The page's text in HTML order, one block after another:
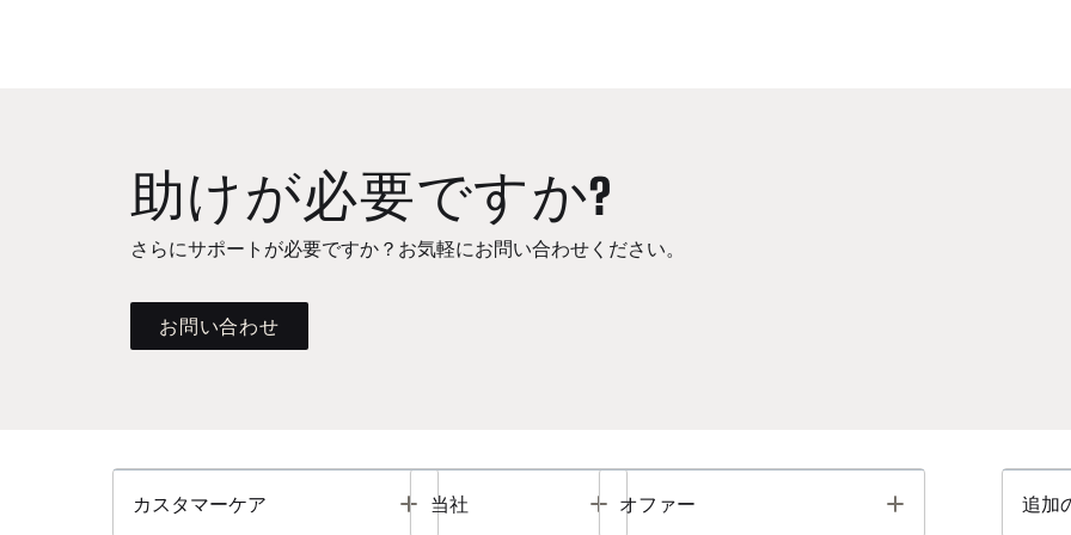
助けが必要ですか?
さらにサポートが必要ですか？お気軽にお問い合わせください。
お問い合わせ
カスタマーケア Toggle
当社 Toggle
オファー Toggle 追加